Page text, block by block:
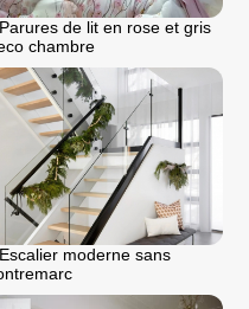
Parures de lit en rose et gris
chambre
Escalier moderne sans